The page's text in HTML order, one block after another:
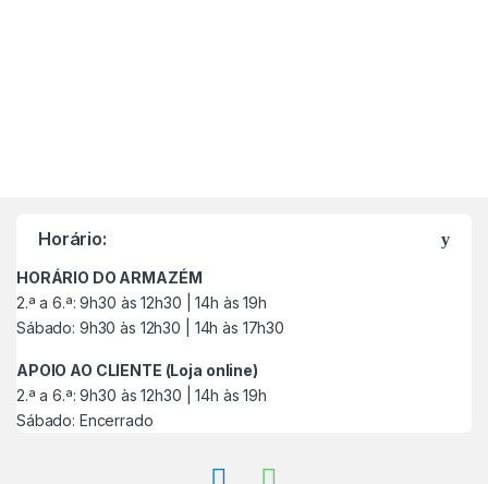
Horário:
HORÁRIO DO ARMAZÉM
2.ª a 6.ª: 9h30 às 12h30 | 14h às 19h
Sábado: 9h30 às 12h30 | 14h às 17h30
APOIO AO CLIENTE (Loja online)
2.ª a 6.ª: 9h30 às 12h30 | 14h às 19h
Sábado: Encerrado